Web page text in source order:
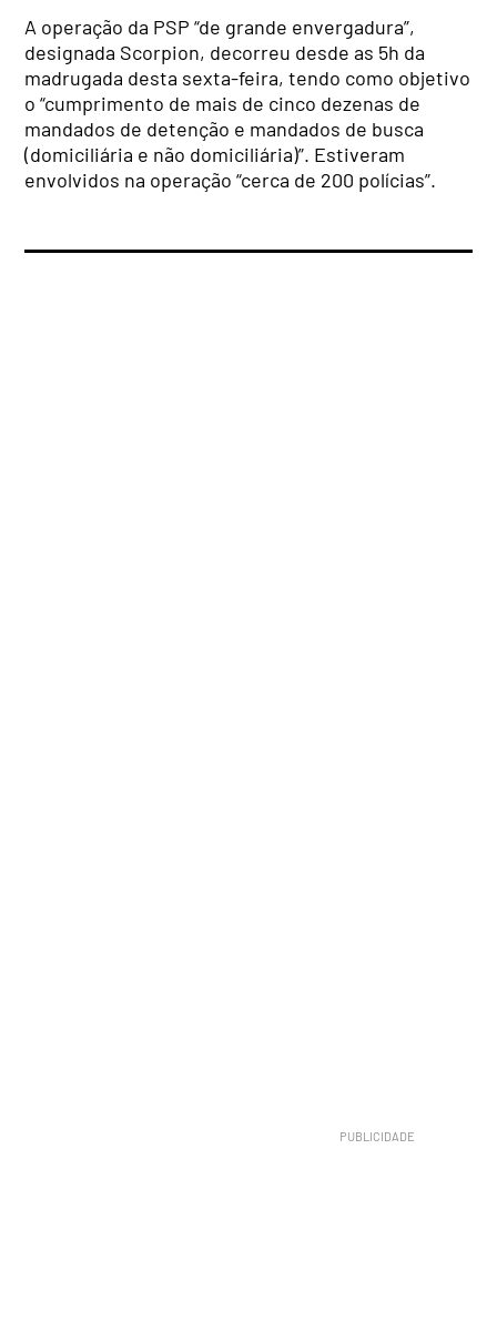
A operação da PSP “de grande envergadura”,
designada Scorpion, decorreu desde as 5h da
madrugada desta sexta-feira, tendo como objetivo
o “cumprimento de mais de cinco dezenas de
mandados de detenção e mandados de busca
(domiciliária e não domiciliária)”. Estiveram
envolvidos na operação “cerca de 200 polícias”.